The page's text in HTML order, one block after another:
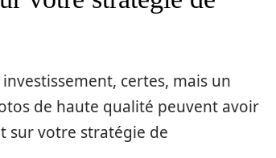
certes, mais un
de haute qualité peuvent avoir
sur votre stratégie de